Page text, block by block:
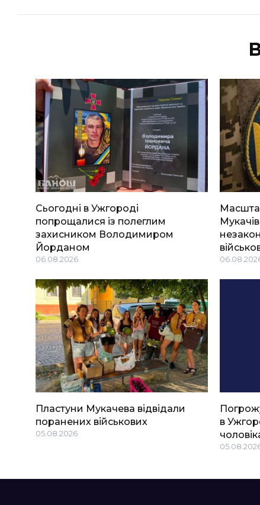
Сьогодні в Ужгороді
попрощалися із полеглим
захисником Володимиром
Йорданом
06.08.2026
Пластуни Мукачева відвідали
поранених військових
05.08.2026
в